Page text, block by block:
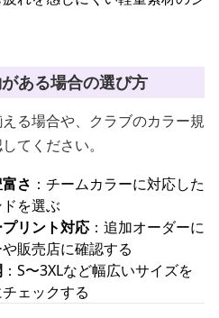
ある場合の選び方
る場合や、クラブのカラー規
てください。
さ ：チームカラーに対応した
を選ぶ
リント対応 ：追加オーダーに
販売店に確認する
：S〜3XLなど幅広いサイズを
ェックする